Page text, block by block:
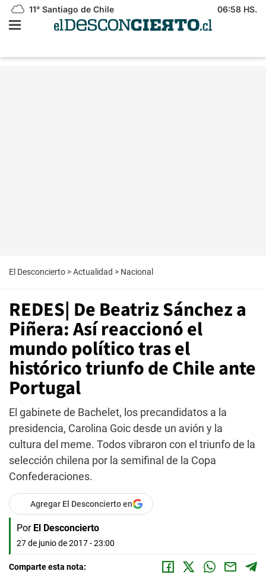
11° Santiago de Chile 06:58 HS.
El Desconcierto >Actualidad > Nacional
REDES| De Beatriz Sánchez a
Piñera: Así reaccionó el
mundo político tras el
histórico triunfo de Chile ante
Portugal
El gabinete de Bachelet, los precandidatos a la
presidencia, Carolina Goic desde un avión y la
cultura del meme. Todos vibraron con el triunfo de la
selección chilena por la semifinal de la Copa
Confederaciones.
Agregar El Desconcierto en
Por El Desconcierto
27 de junio de 2017 - 23:00
Comparte esta nota: